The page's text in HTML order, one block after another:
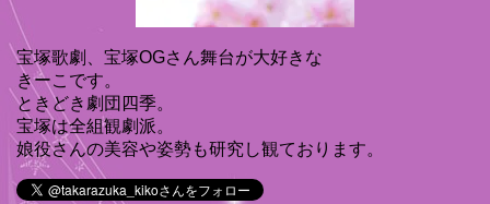
宝塚歌劇、宝塚OGさん舞台が大好きな
きーこです。
ときどき劇団四季。
宝塚は全組観劇派。
娘役さんの美容や姿勢も研究し観ております。